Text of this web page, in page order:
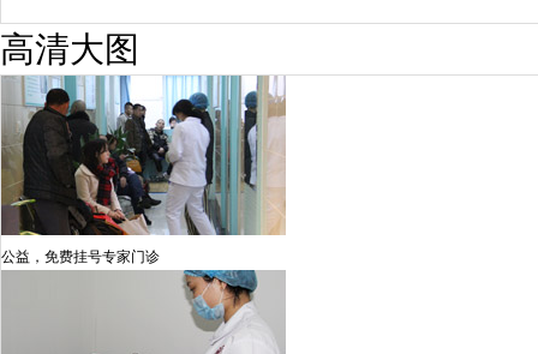
高清大图
公益，免费挂号专家门诊